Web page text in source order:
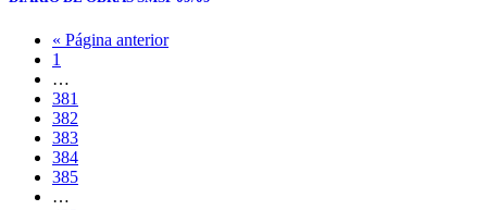
« Página anterior
1
…
381
382
383
384
385
…